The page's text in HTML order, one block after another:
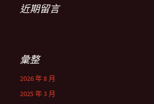
近期留言
彙整
2026 年 8 月
2025 年 3 月